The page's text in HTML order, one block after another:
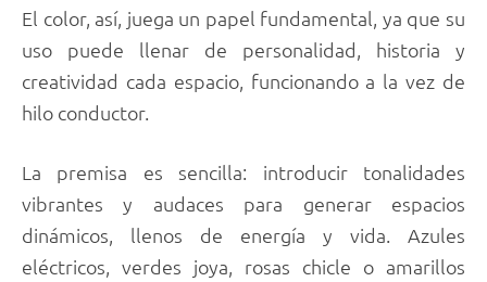
El color, así, juega un papel fundamental, ya que su
uso puede llenar de personalidad, historia y
creatividad cada espacio, funcionando a la vez de
hilo conductor.
La premisa es sencilla: introducir tonalidades
vibrantes y audaces para generar espacios
dinámicos, llenos de energía y vida. Azules
eléctricos, verdes joya, rosas chicle o amarillos